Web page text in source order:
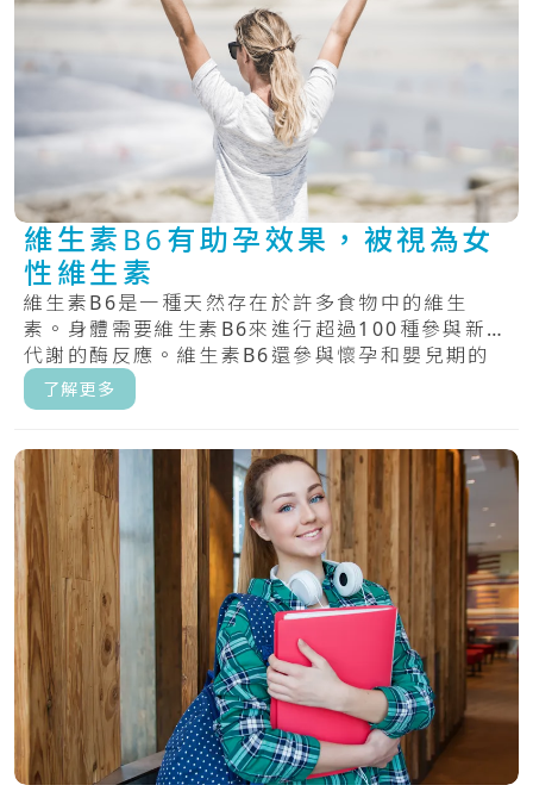
維生素B6有助孕效果，被視為女
性維生素
維生素B6是一種天然存在於許多食物中的維生
素。身體需要維生素B6來進行超過100種參與新陳
代謝的酶反應。維生素B6還參與懷孕和嬰兒期的
大.....
了解更多